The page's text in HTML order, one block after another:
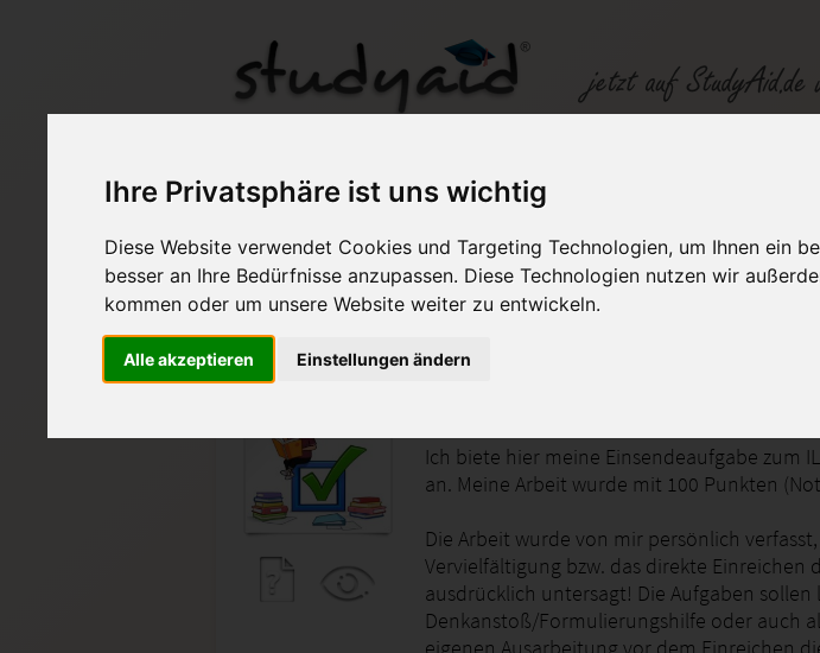
Ihre Privatsphäre ist uns wichtig
Diese Website verwendet Cookies und Targeting Technologien, um Ihnen ein
besser an Ihre Bedürfnisse anzupassen. Diese Technologien nutzen wir
kommen oder um unsere Website weiter zu entwickeln.
Alle akzeptieren Einstellungen ändern
INV01-XX3-A14
Auf StudyAid.de verkaufen Kategorien
Ich biete hier meine Einsendeaufgabe zum
an. Meine Arbeit wurde mit 100 Punkten
Die Arbeit wurde von mir persönlich
Vervielfältigung bzw. das direkte Einreichen
ausdrücklich untersagt! Die Aufgaben sollen
Denkanstoß/Formulierungshilfe oder auch